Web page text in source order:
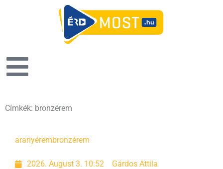
Címkék: bronzérem
aranyérembronzérem
2026. August 3. 10:52 Gárdos Attila